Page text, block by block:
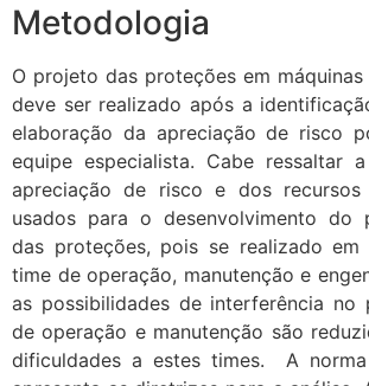
Metodologia
O projeto das proteções em máquinas
deve ser realizado após a
elaboração da apreciação de risco
equipe especialista. Cabe ressaltar
apreciação de risco e dos recursos
usados para o desenvolvimento do
das proteções, pois se realizado
time de operação, manutenção e
as possibilidades de interferência no
de operação e manutenção são
dificuldades a estes times. A norma